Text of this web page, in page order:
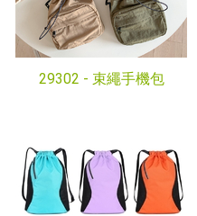
29302 - 束繩手機包